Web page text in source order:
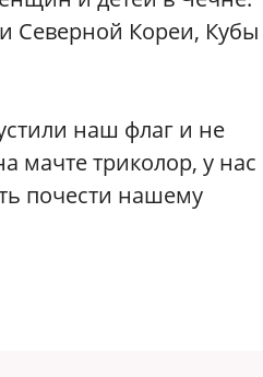
Северной Кореи, Кубы
наш флаг и не
мачте триколор, у нас
почести нашему